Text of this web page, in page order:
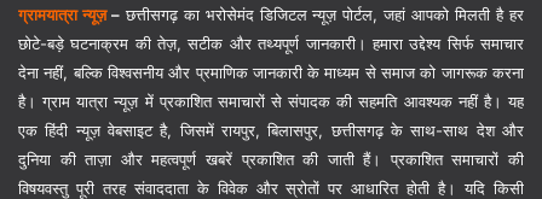
ग्रामयात्रा न्यूज़–छत्तीसगढ़ का भरोसेमंद डिजिटल न्यूज़ पोर्टल, जहां आपको मिलती है हर
छोटे-बड़े घटनाक्रम की तेज़, सटीक और तथ्यपूर्ण जानकारी। हमारा उद्देश्य सिर्फ समाचार
देना नहीं, बल्कि विश्वसनीय और प्रमाणिक जानकारी के माध्यम से समाज को जागरूक करना
है। ग्राम यात्रा न्यूज़ में प्रकाशित समाचारों से संपादक की सहमति आवश्यक नहीं है। यह
एक हिंदी न्यूज़ वेबसाइट है, जिसमें रायपुर, बिलासपुर, छत्तीसगढ़ के साथ-साथ देश और
दुनिया की ताज़ा और महत्वपूर्ण खबरें प्रकाशित की जाती हैं। प्रकाशित समाचारों की
विषयवस्तु पूरी तरह संवाददाता के विवेक और स्रोतों पर आधारित होती है। यदि किसी